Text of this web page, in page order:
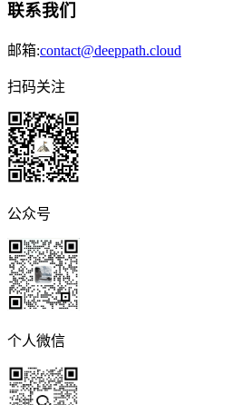
联系我们
邮箱:contact@deeppath.cloud
扫码关注
公众号
个人微信